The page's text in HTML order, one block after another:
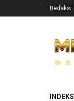
Redaksi
INDEKS